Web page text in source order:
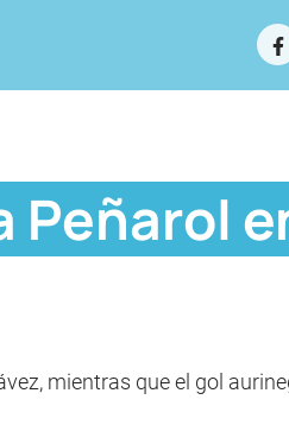
Peñarol
mientras que el gol